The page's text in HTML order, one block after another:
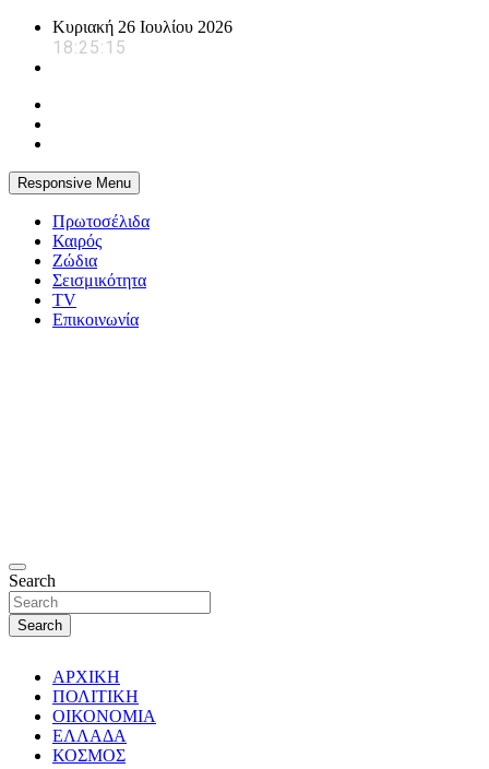
Skip
content
Κυριακή 26 Ιουλίου 2026
18:25:16
Responsive Menu
Πρωτοσέλιδα
Καιρός
Ζώδια
Σεισμικότητα
TV
Επικοινωνία
Search
Search
ΑΡΧΙΚΗ
ΠΟΛΙΤΙΚΗ
ΟΙΚΟΝΟΜΙΑ
ΕΛΛΑΔΑ
ΚΟΣΜΟΣ